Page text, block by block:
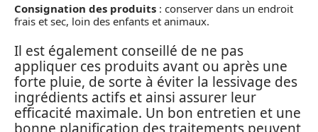
Consignation des produits : conserver dans un endroit
frais et sec, loin des enfants et animaux.
Il est également conseillé de ne pas
appliquer ces produits avant ou après une
forte pluie, de sorte à éviter la lessivage des
ingrédients actifs et ainsi assurer leur
efficacité maximale. Un bon entretien et une